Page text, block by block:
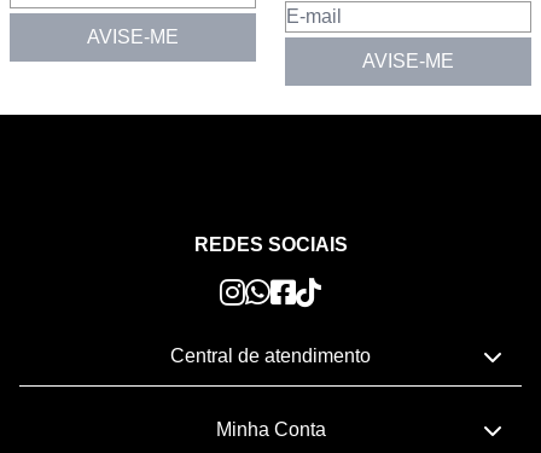
AVISE-ME
AVISE-ME
REDES SOCIAIS
Central de atendimento
Minha Conta